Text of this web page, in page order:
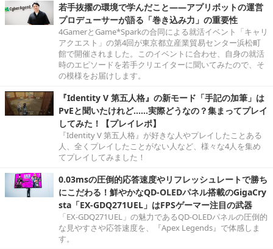
若手抜擢の環境で学んだこと――アプリボットの運営
プロデューサーが語る「巻き込み力」の重要性
4GamerとGame*Sparkの合同による就活イベント「キャリ
アクエスト」の第4回が東京都立産業貿易センター浜松町
館で開催されました。このイベントに合わせ、自身の就活
時のエピソードを若手クリエイターに聞いてみたので、そ
の模様をお届けします。
『Identity V 第五人格』の新モード「手記の加筆」は
PvEと聞いたけれど……実際どうなの？集まってプレイ
してみた！【プレイレポ】
『Identity V 第五人格』が好きな人やプレイしたことある
人、全くプレイしたことがない人など、様々な4人を集め
てプレイしてみました！
0.03msの圧倒的応答速度やリフレッシュレートで勝ち
にこだわる！鮮やかなQD-OLEDパネル搭載のGigaCry
sta「EX-GDQ271UEL」はFPSゲーマー注目の武器
「EX-GDQ271UEL」の魅力であるQD-OLEDパネルの圧倒的
な見やすさや応答速度を、『Apex Legends』で体感しま
す。